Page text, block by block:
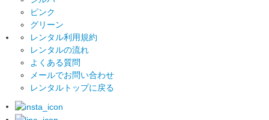
ピンク
グリーン
レンタル利用規約
レンタルの流れ
よくある質問
メールでお問い合わせ
レンタルトップに戻る